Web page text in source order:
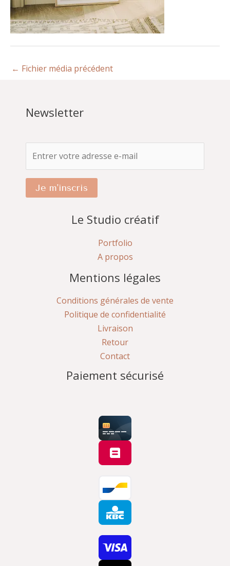
← Fichier média précédent
Newsletter
Je m'inscris
Le Studio créatif
Portfolio
A propos
Mentions légales
Conditions générales de vente
Politique de confidentialité
Livraison
Retour
Contact
Paiement sécurisé